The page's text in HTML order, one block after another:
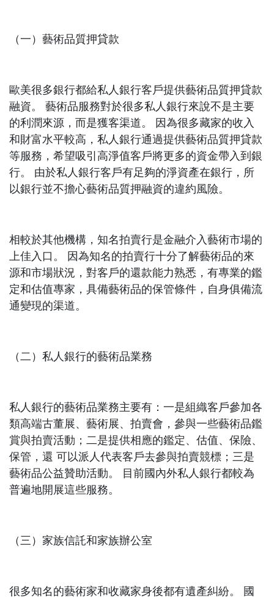
（一）藝術品質押貸款
歐美很多銀行都給私人銀行客戶提供藝術品質押貸款
融資。 藝術品服務對於很多私人銀行來說不是主要
的利潤來源，而是獲客渠道。 因為很多藏家的收入
和財富水平較高，私人銀行通過提供藝術品質押貸款
等服務，希望吸引高淨值客戶將更多的資金帶入到銀
行。 由於私人銀行客戶有足夠的淨資產在銀行，所
以銀行並不擔心藝術品質押融資的違約風險。
相較於其他機構，知名拍賣行是金融介入藝術市場的
上佳入口。 因為知名的拍賣行十分了解藝術品的來
源和市場狀況，對客戶的還款能力熟悉，有專業的鑑
定和估值專家，具備藝術品的保管條件，自身俱備流
通變現的渠道。
（二）私人銀行的藝術品業務
私人銀行的藝術品業務主要有：一是組織客戶參加各
類高端古董展、藝術展、拍賣會，參與一些藝術品鑑
賞與拍賣活動；二是提供相應的鑑定、估值、保險、
保管，還 可以派人代表客戶去參與拍賣競標；三是
藝術品公益贊助活動。 目前國內外私人銀行都較為
普遍地開展這些服務。
（三）家族信託和家族辦公室
很多知名的藝術家和收藏家身後都有遺產糾紛。 國